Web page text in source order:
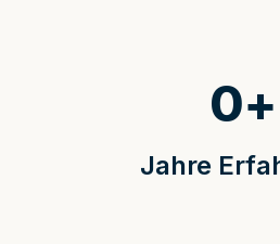
Jahre
0+